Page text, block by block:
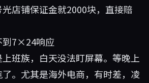
店铺保证金就2000块，直接赔
到7×24响应
班族，白天没法盯屏幕。等晚上
。尤其是海外电商，有时差，凌